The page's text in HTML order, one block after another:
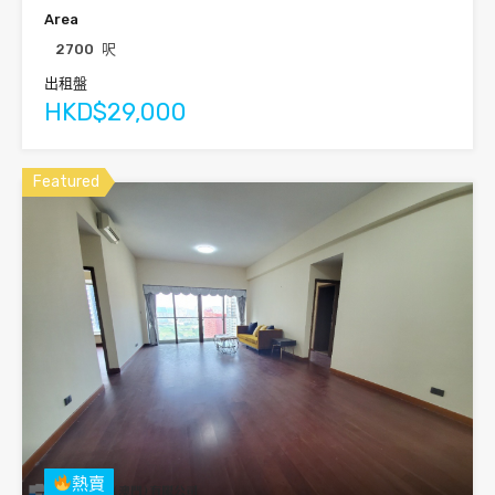
Area
2700
呎
出租盤
HKD$29,000
Featured
熱賣